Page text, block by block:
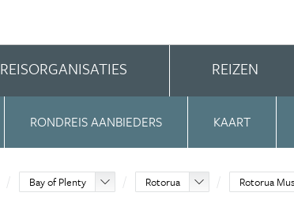
REISORGANISATIES REIZEN
RONDREIS AANBIEDERS KAART
Bay of Plenty Rotorua Rotorua